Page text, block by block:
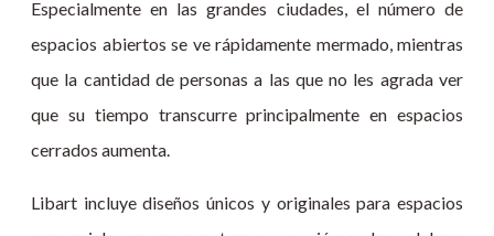
Especialmente en las grandes ciudades, el número de
espacios abiertos se ve rápidamente mermado, mientras
que la cantidad de personas a las que no les agrada ver
que su tiempo transcurre principalmente en espacios
cerrados aumenta.
Libart incluye diseños únicos y originales para espacios